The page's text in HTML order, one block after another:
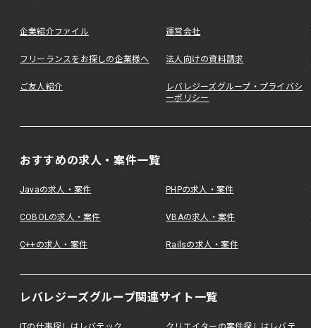
企業紹介ファイル 運営会社
フリーランスをお探しの企業様へ 法人向けの資料請求
ご友人紹介
レバレジーズグループ・プライバシ
ーポリシー
おすすめの求人・案件一覧
Javaの求人・案件 PHPの求人・案件
COBOLの求人・案件 VBAの求人・案件
C++の求人・案件 Railsの求人・案件
レバレジーズグループ関連サイト一覧